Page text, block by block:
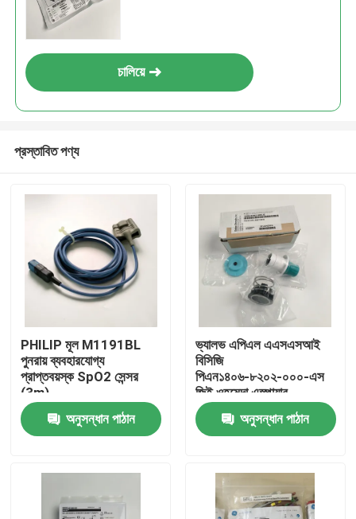
বাড়ি
চালিয়ে
প্রস্তাবিত পণ্য
PHILIP মূল M1191BL
পুনরায় ব্যবহারযোগ্য
প্রাপ্তবয়স্ক SpO2 সেন্সর
(3m)
REF:989803144381
অনুসন্ধান পাঠান
ভ্যালভ এপিএল এএসএসআই
বিসিজি
পিএন১৪০৬-৮২০২-০০০-এস
জিই ওহমেদা এস্পায়ার
অ্যানাস্থেসিয়া মেশিন এস্টিভা
মডেল এপিএল ভ্যালভ, বেস
সংস্করণ ছাড়াই
অনুসন্ধান পাঠান